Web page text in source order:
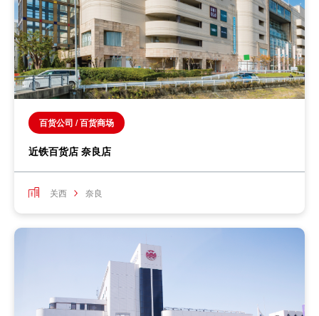
百货公司 / 百货商场
近铁百货店 奈良店
关西 奈良